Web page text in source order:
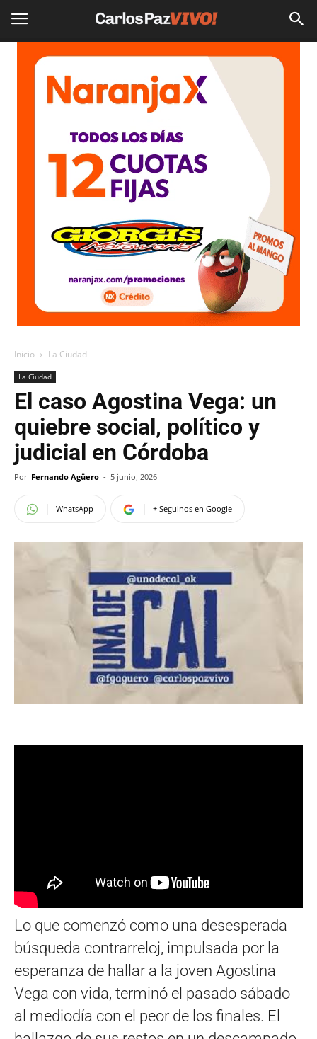
Inicio La Ciudad
La Ciudad
El caso Agostina Vega: un
quiebre social, político y
judicial en Córdoba
Por Fernando Agüero - 5 junio, 2026
WhatsApp + Seguinos en Google
Lo que comenzó como una desesperada
búsqueda contrarreloj, impulsada por la
esperanza de hallar a la joven Agostina
Vega con vida, terminó el pasado sábado
al mediodía con el peor de los finales. El